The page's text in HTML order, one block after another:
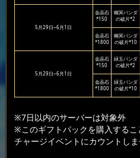
5月29日~6月1日
金晶石
*150
幽冥パンダ
の破片*2
金晶石
*1800
幽冥パンダ
の破片*10
5月29日~6月1日
金晶石
*150
緑玉パンダ
の破片*2
金晶石
*1800
緑玉パンダ
の破片*10
※7日以内のサーバーは対象外
※このギフトパックを購入する
チャージイベントにカウントしま